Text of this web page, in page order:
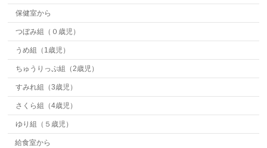
保健室から
つぼみ組（０歳児）
うめ組（1歳児）
ちゅうりっぷ組（2歳児）
すみれ組（3歳児）
さくら組（4歳児）
ゆり組（５歳児）
給食室から